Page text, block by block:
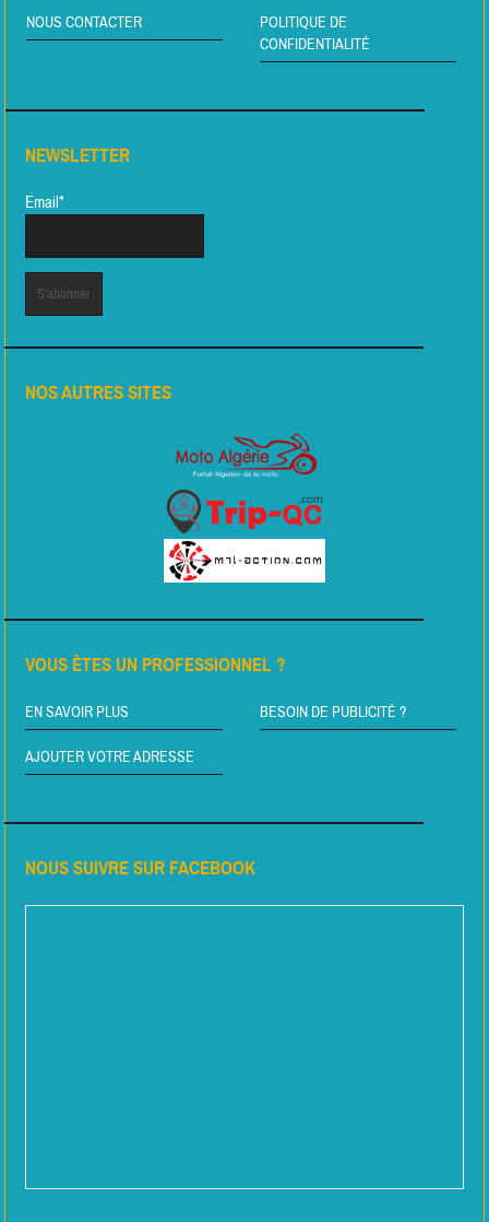
NOUS CONTACTER
POLITIQUE DE
CONFIDENTIALITÉ
NEWSLETTER
Email*
NOS AUTRES SITES
VOUS ÊTES UN PROFESSIONNEL ?
EN SAVOIR PLUS BESOIN DE PUBLICITÉ ?
AJOUTER VOTRE ADRESSE
NOUS SUIVRE SUR FACEBOOK